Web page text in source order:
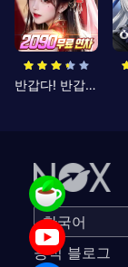
반갑다! 반갑삼국지
공식 블로그